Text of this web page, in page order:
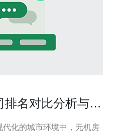
名对比分析与推
化的城市环境中，无机房